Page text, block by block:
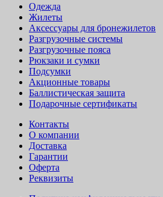
Одежда
Жилеты
Аксессуары для бронежилетов
Разгрузочные системы
Разгрузочные пояса
Рюкзаки и сумки
Подсумки
Акционные товары
Баллистическая защита
Подарочные сертификаты
Контакты
О компании
Доставка
Гарантии
Оферта
Реквизиты